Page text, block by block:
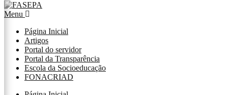
Menu
Página Inicial
Artigos
Portal do servidor
Portal da Transparência
Escola da Socioeducação
FONACRIAD